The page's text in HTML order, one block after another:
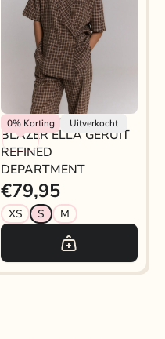
0%Korting Uitverkocht
Refined Department
BLAZER ELLA GERUIT
REFINED
DEPARTMENT
€79,95
XS S M